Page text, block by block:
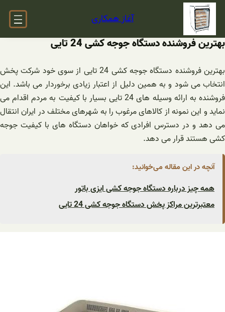
رفتن
محتوا
آغاز همکاری
بهترین فروشنده دستگاه جوجه کشی 24 تایی
بهترین فروشنده دستگاه جوجه کشی 24 تایی از سوی خود شرکت پخش
انتخاب می شود و به همین دلیل از اعتبار زیادی برخوردار می باشد. این
فروشنده به ارائه وسیله های 24 تایی بسیار با کیفیت به مردم اقدام می
نماید و این نمونه از کالاهای مرغوب را به شهرهای مختلف در ایران انتقال
می دهد و در دسترس افرادی که خواهان دستگاه های با کیفیت جوجه
کشی هستند قرار می دهد.
آنچه در این مقاله می‌خوانید:
همه چیز درباره دستگاه جوجه کشی ایزی باتور
معتبرترین مراکز پخش دستگاه جوجه کشی 24 تایی